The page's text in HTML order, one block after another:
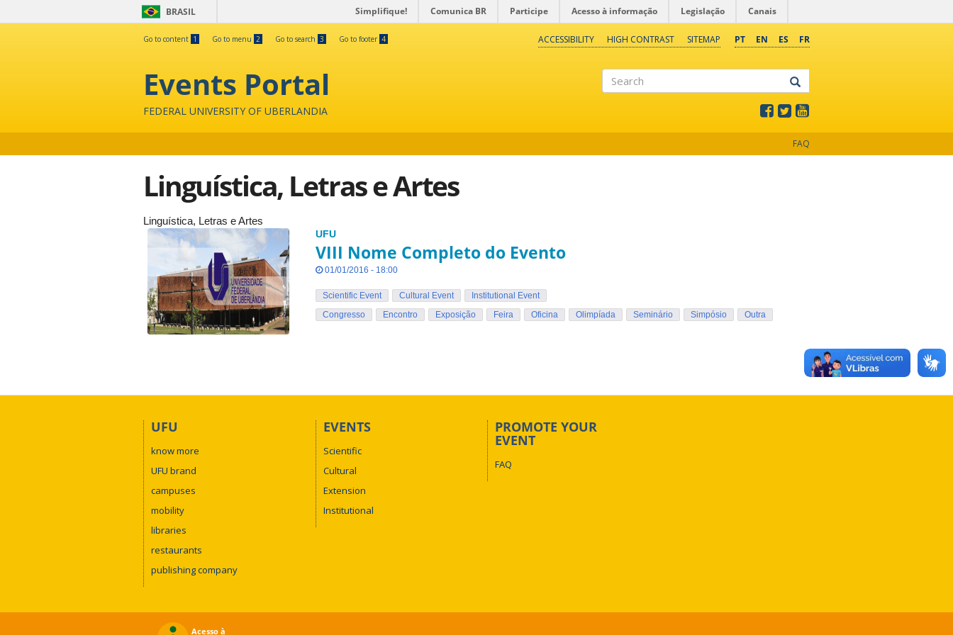
BRASIL Simplifique! Comunica BR Participe Acesso à informação Legislação Canais
Go to content 1 Go to menu 2 Go to search 3 Go to footer 4 PT EN ES FR
ACCESSIBILITY HIGH CONTRAST SITEMAP
Events Portal
FEDERAL UNIVERSITY OF UBERLANDIA
FAQ
Linguística, Letras e Artes
Linguística, Letras e Artes
UFU
VIII Nome Completo do Evento
01/01/2016 - 18:00
Scientific Event Cultural Event
Institutional Event
Congresso
Encontro Exposição Feira Oficina Olimpíada Seminário Simpósio Outra
UFU
know more
UFU brand
campuses
mobility
libraries
restaurants
publishing company
EVENTS
Scientific
Cultural
Extension
Institutional
PROMOTE YOUR
EVENT
FAQ